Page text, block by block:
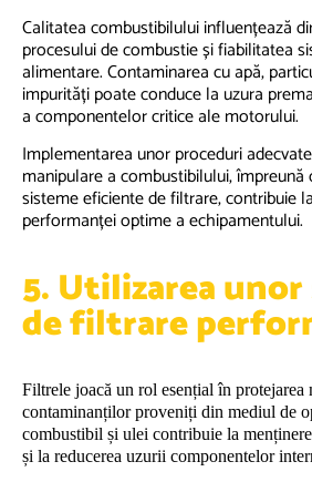
Calitatea combustibilului influențează
procesului de combustie și fiabilitatea
alimentare. Contaminarea cu apă,
impurități poate conduce la uzura
a componentelor critice ale motorului.
Implementarea unor proceduri
manipulare a combustibilului,
sisteme eficiente de filtrare, contribuie
performanței optime a echipamentului.
5. Utilizarea
de filtrare
Filtrele joacă un rol esențial în
contaminanților proveniți din mediul de
combustibil și ulei contribuie la
și la reducerea uzurii componentelor